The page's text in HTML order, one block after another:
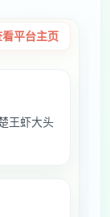
看平台主页
王虾大头